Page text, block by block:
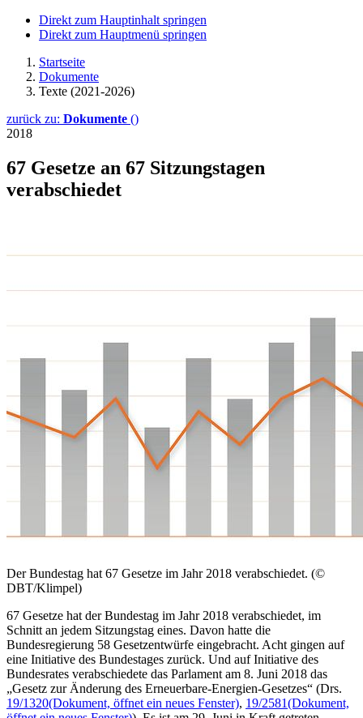
Direkt zum Hauptinhalt springen
Direkt zum Hauptmenü springen
Startseite
Dokumente
Texte (2021-2026)
zurück zu: Dokumente ()
2018
67 Gesetze an 67 Sitzungs­tagen
verabschiedet
Der Bundestag hat 67 Gesetze im Jahr 2018 verabschiedet. (©
DBT/Klimpel)
67 Gesetze hat der Bundestag im Jahr 2018 verabschiedet, im
Schnitt an jedem Sitzungstag eines. Davon hatte die
Bundesregierung 58 Gesetzentwürfe eingebracht. Acht gingen auf
eine Initiative des Bundestages zurück. Und auf Initiative des
Bundesrates verabschiedete das Parlament am 8. Juni 2018 das
„Gesetz zur Änderung des Erneuerbare-Energien-Gesetzes“ (Drs.
19/1320(Dokument, öffnet ein neues Fenster), 19/2581(Dokument,